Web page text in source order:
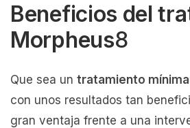
Beneficios del
Morpheus8
Que sea un tratamiento
con unos resultados tan
gran ventaja frente a una